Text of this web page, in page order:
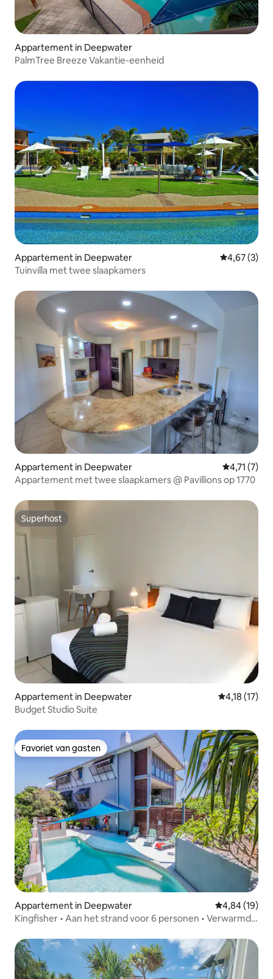
Appartement in Deepwater
PalmTree Breeze Vakantie-eenheid
Appartement in Deepwater
4,67 (3)
Tuinvilla met twee slaapkamers
Appartement in Deepwater
4,71 (7)
Appartement met twee slaapkamers @ Pavillions op 1770
Superhost
Superhost
Appartement in Deepwater Gemiddelde
4,18 (17)
Budget Studio Suite
Favoriet van gasten
Favoriet van gasten
Appartement in Deepwater Gemiddelde
4,84 (19)
Kingfisher • Aan het strand voor 6 personen • Verwarmd